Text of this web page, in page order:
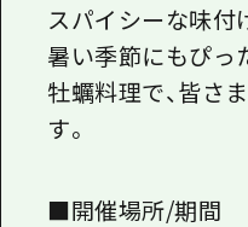
スパイシーな味付
暑い季節にもぴっ
牡蠣料理で、皆さ
す。
■開催場所/期間